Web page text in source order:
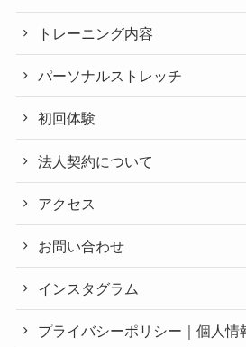
トレーニング内容
パーソナルストレッチ
初回体験
法人契約について
アクセス
お問い合わせ
インスタグラム
プライバシーポリシー｜個人情